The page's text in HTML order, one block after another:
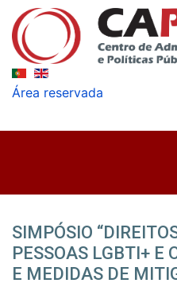
Área reservada
SIMPÓSIO
PESSOAS LGBTI+ E
E MEDIDAS DE